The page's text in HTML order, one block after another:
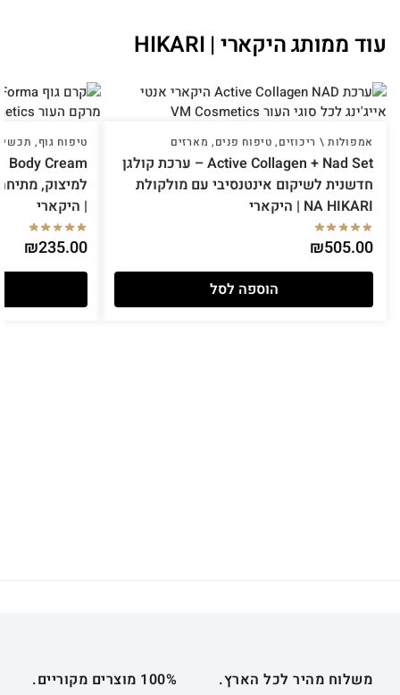
עוד ממותג היקארי | HIKARI
אמפולות \ ריכוזים, טיפוח פנים, מארזים
Active Collagen + Nad Set – ערכת קולגן
חדשנית לשיקום אינטנסיבי עם מולקולת
NA HIKARI | היקארי
₪505.00
הוספה לסל
טיפוח גוף,
| היקארי
₪235.00
משלוח מהיר לכל הארץ. 100% מוצרים מקוריים.